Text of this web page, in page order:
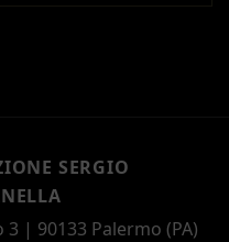
SERGIO
3 | 90133 Palermo (PA)